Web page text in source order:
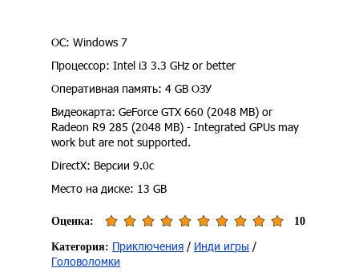
ОС: Windows 7
Процессор: Intel i3 3.3 GHz or better
Оперативная память: 4 GB ОЗУ
Видеокарта: GeForce GTX 660 (2048 MB) or
Radeon R9 285 (2048 MB) - Integrated GPUs may
work but are not supported.
DirectX: Версии 9.0c
Место на диске: 13 GB
Оценка: 10
Категория: Приключения / Инди игры /
Головоломки